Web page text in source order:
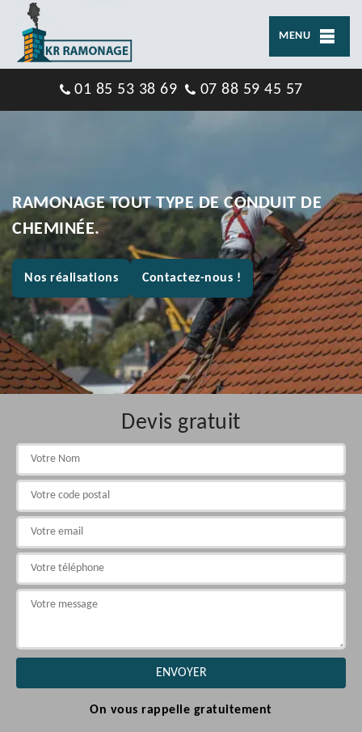
MENU
01 85 53 38 69 07 88 59 45 57
RAMONAGE TOUT TYPE DE CONDUIT DE
CHEMINÉE.
Nos réalisations Contactez-nous !
Devis gratuit
On vous rappelle gratuitement